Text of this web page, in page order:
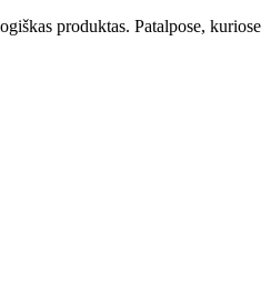
produktas. Patalpose,